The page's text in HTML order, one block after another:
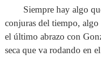
Siempre hay algo
conjuras del tiempo,
el último abrazo con
seca que va rodando en